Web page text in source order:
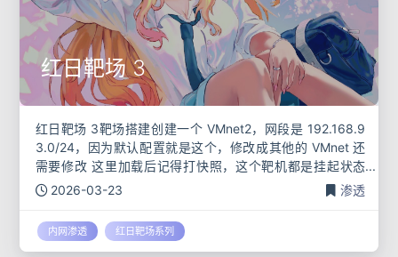
红日靶场 3
红日靶场 3靶场搭建创建一个 VMnet2​，网段是 192.168.9
3.0/24​，因为默认配置就是这个，修改成其他的 VMnet 还
需要修改 这里加载后记得打快照，这个靶机都是挂起状态
的，不打快照重启后可能就打不开服务 这里打开后
2026-03-23 渗透
内网渗透 红日靶场系列